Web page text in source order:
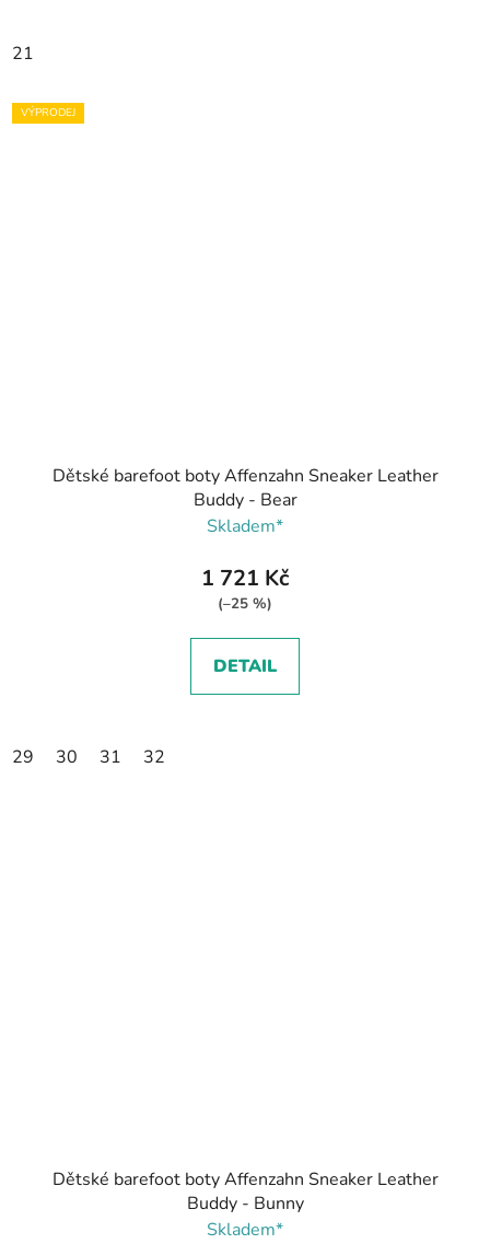
21
VÝPRODEJ
Dětské barefoot boty Affenzahn Sneaker Leather
Buddy - Bear
Skladem*
1 721 Kč
(–25 %)
DETAIL
29 30 31 32
Dětské barefoot boty Affenzahn Sneaker Leather
Buddy - Bunny
Skladem*